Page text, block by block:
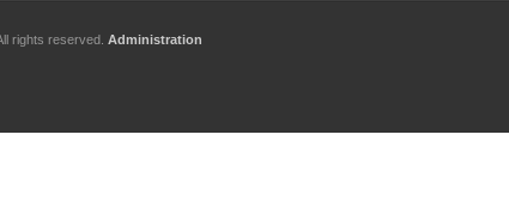
rights reserved. Administration